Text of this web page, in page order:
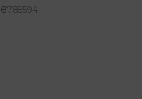
788594